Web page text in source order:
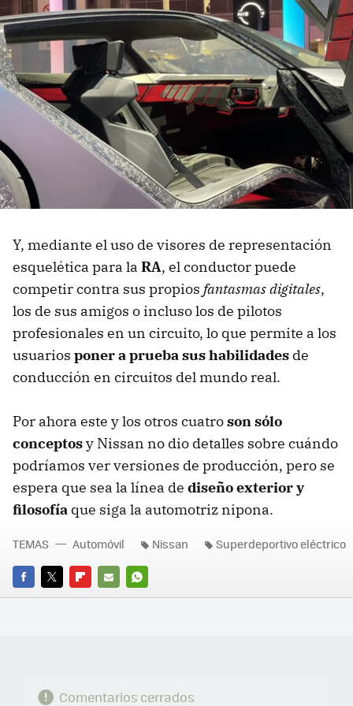
Y, mediante el uso de visores de representación
esquelética para la RA, el conductor puede
competir contra sus propios fantasmas digitales,
los de sus amigos o incluso los de pilotos
profesionales en un circuito, lo que permite a los
usuarios poner a prueba sus habilidades de
conducción en circuitos del mundo real.
Por ahora este y los otros cuatroson sólo
conceptosy Nissan no dio detalles sobre cuándo
podríamos ver versiones de producción, pero se
espera que sea la línea de diseño exterior y
filosofía que siga la automotriz nipona.
FACEBOOK
TWITTERFLIPBOARD
E-
WHATSAPP
TEMAS Automóvil Nissan Superdeportivo eléctrico
Comentarios cerrados